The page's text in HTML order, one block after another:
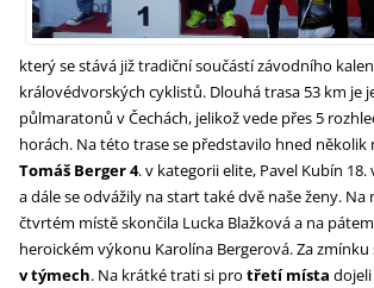
který se stává již tradiční součástí závodního
královédvorských cyklistů. Dlouhá trasa 53 km je
půlmaratonů v Čechách, jelikož vede přes 5
horách. Na této trase se představilo hned několik
Tomáš Berger 4. v kategorii elite, Pavel Kubín
a dále se odvážily na start také dvě naše ženy.
čtvrtém místě skončila Lucka Blažková a na
heroickém výkonu Karolína Bergerová. Za
v týmech. Na krátké trati si protřetí místa dojeli